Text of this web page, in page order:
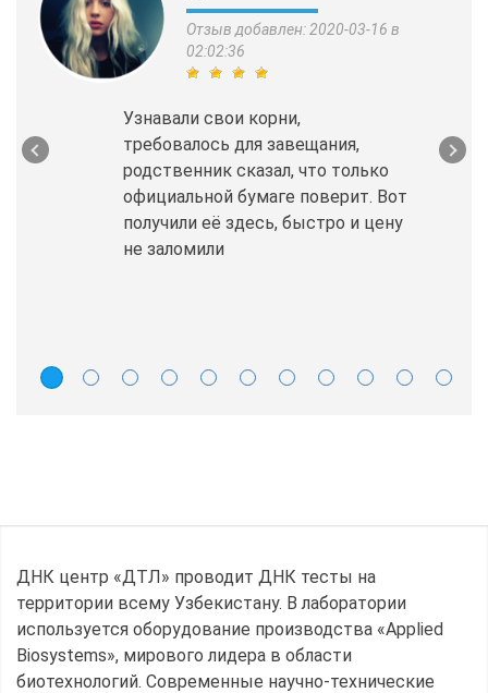
Отзыв добавлен: 2020-03-16 в
02:02:36
Узнавали свои корни,
требовалось для завещания,
родственник сказал, что только
официальной бумаге поверит. Вот
получили её здесь, быстро и цену
не заломили
ДНК центр «ДТЛ» проводит ДНК тесты на
территории всему Узбекистану. В лаборатории
используется оборудование производства «Applied
Biosystems», мирового лидера в области
биотехнологий. Современные научно-технические